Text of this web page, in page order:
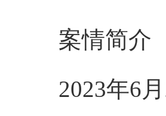
案情简介
2023年6月